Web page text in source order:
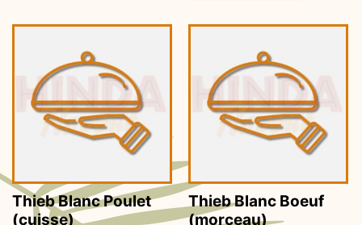
Thieb Blanc Poulet
(cuisse)
Thieb Blanc Boeuf
(morceau)